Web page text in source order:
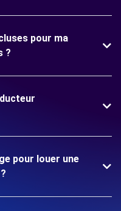
pour ma
?
pour louer une